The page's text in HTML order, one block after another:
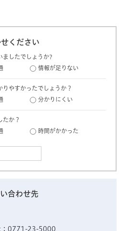
ください
ましたでしょうか?
情報が足りない
やすかったでしょうか？
分かりにくい
たか？
時間がかかった
合わせ先
：0771-23-5000